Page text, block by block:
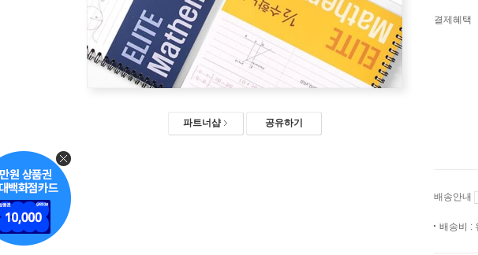
파트너샵 공유하기
결제혜택
배송안내
배송비 :